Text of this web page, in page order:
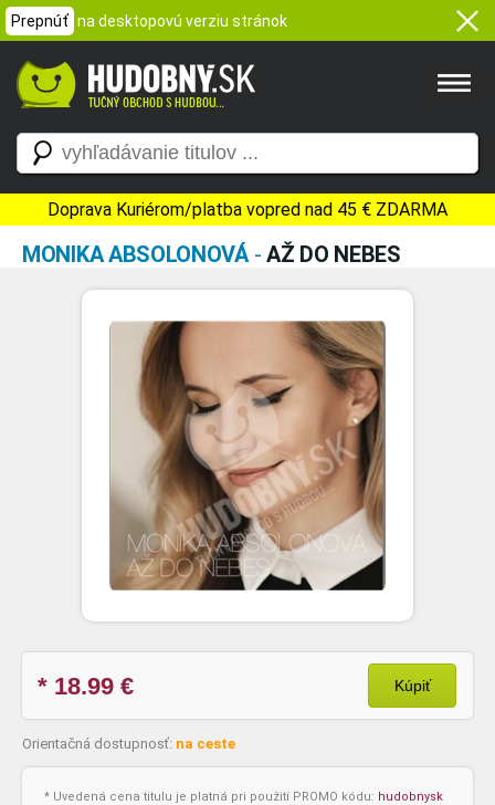
Prepnúť na desktopovú verziu stránok
Doprava Kuriérom/platba vopred nad 45 € ZDARMA
MONIKA ABSOLONOVÁ-AŽ DO NEBES
* 18.99 € Kúpiť
Orientačná dostupnosť: na ceste
* Uvedená cena titulu je platná pri použití PROMO kódu: hudobnysk